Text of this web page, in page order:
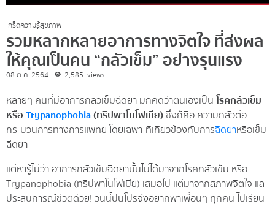
เกร็ดความรู้สุขภาพ
รวมหลากหลายอาการทางจิตใจ ที่ส่งผล
ให้คุณเป็นคน “กลัวเข็ม” อย่างรุนแรง
08 ต.ค. 2564 2,585 views
หลายๆ คนที่มีอาการกลัวเข็มฉีดยา มักคิดว่าตนเองเป็นโรคกลัวเข็ม
หรือTrypanophobia(ทริปพาโนโฟเบีย)ซึ่งก็คือ ความกลัวต่อ
กระบวนการทางการแพทย์ โดยเฉพาะที่เกี่ยวข้องกับการฉีดยาหรือเข็ม
ฉีดยา
แต่หารู้ไม่ว่า อาการกลัวเข็มฉีดยานั้นไม่ได้มาจากโรคกลัวเข็ม หรือ
Trypanophobia (ทริปพาโนโฟเบีย) เสมอไป แต่มาจากสภาพจิตใจ และ
ประสบการณ์ชีวิตด้วย! วันนี้ปันโปรจึงอยากพาเพื่อนๆ ทุกคน ไปเรียน